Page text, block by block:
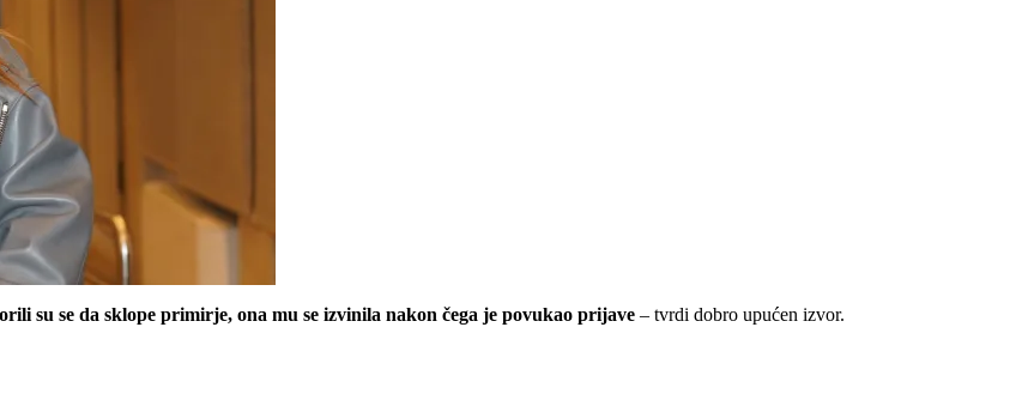
su se da sklope primirje, ona mu se izvinila nakon čega je povukao prijave – tvrdi dobro upućen izvor.